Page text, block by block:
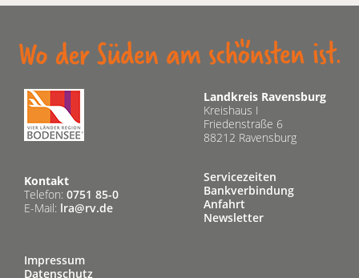
Landkreis Ravensburg
Kreishaus I
Friedenstraße 6
88212 Ravensburg
Kontakt
Telefon: 0751 85-0
E-Mail: lra@rv.de
Servicezeiten
Bankverbindung
Anfahrt
Newsletter
Impressum
Datenschutz